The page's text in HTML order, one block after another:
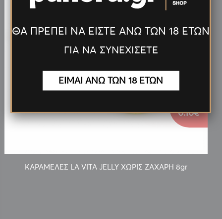
ΚΑΡΑΜΕΛΕΣ LA VITA JELLY ΧΩΡΙΣ ΖΑΧΑΡΗ 8gr
0.10€
ΘΑ ΠΡΕΠΕΙ ΝΑ ΕΙΣΤΕ ΑΝΩ ΤΩΝ 18 ΕΤΩΝ
ΓΙΑ ΝΑ ΣΥΝΕΧΙΣΕΤΕ
ΕΙΜΑΙ ΑΝΩ ΤΩΝ 18 ΕΤΩΝ